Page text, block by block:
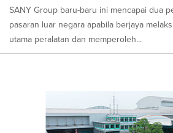
SANY Group baru-baru ini mencapai dua
pasaran luar negara apabila berjaya
utama peralatan dan memperoleh...